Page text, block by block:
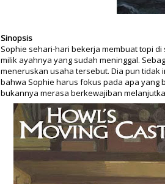
Sinopsis
Sophie sehari-hari bekerja membuat topi
milik ayahnya yang sudah meninggal.
meneruskan usaha tersebut. Dia pun tidak
bahwa Sophie harus fokus pada apa yang
bukannya merasa berkewajiban